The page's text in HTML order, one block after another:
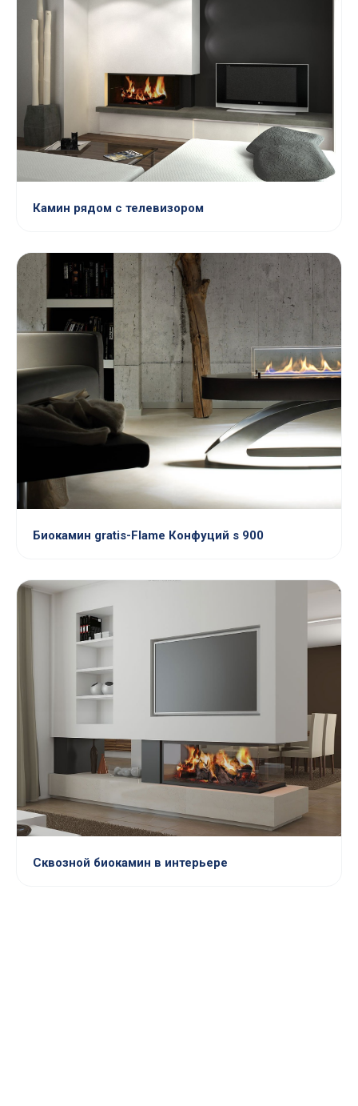
Камин рядом с телевизором
Биокамин gratis-Flame Конфуций s 900
Сквозной биокамин в интерьере